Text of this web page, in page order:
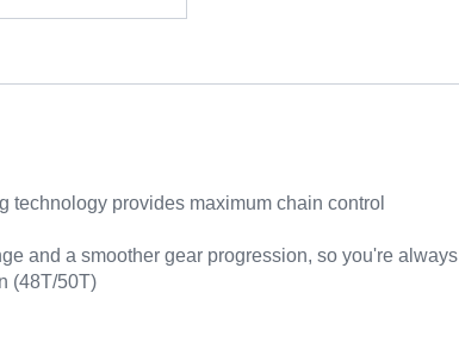
technology provides maximum chain control
and a smoother gear progression, so you're
(48T/50T)